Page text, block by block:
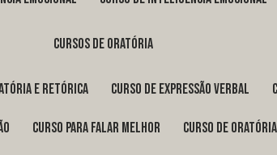
cursos de oratória
e retórica curso de expressão verbal
curso para falar melhor curso de